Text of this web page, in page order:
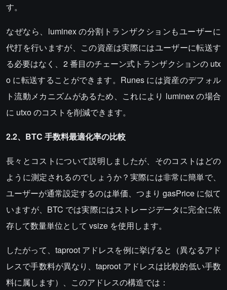
す。
なぜなら、luminex の分割トランザクションもユーザーに
代打を行いますが、この資産は実際にはユーザーに転送す
る必要はなく、2 番目のチェーン式トランザクションの utx
o に転送することができます。Runes には資産のデフォル
ト流動メカニズムがあるため、これにより luminex の場合
に utxo のコストを削減できます。
2.2、BTC 手数料最適化率の比較
長々とコストについて説明しましたが、そのコストはどの
ように測定されるのでしょうか？実際には非常に簡単で、
ユーザーが通常設定するのは単価、つまり gasPrice に似て
いますが、BTC では実際にはストレージデータに完全に依
存して数量単位として vsize を使用します。
したがって、taproot アドレスを例に挙げると（異なるアド
レスで手数料が異なり、taproot アドレスは比較的低い手数
料に属します）、このアドレスの構造では：